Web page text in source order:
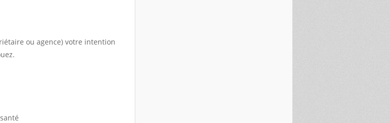
ou agence) votre intention